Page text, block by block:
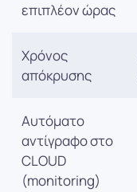
επιπλέον ώρας
Χρόνος
απόκρυσης
Αυτόματο
αντίγραφο στο
CLOUD
(monitoring)